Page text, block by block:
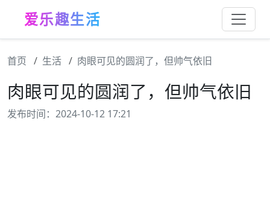
爱乐趣生活
首页 生活 肉眼可见的圆润了，但帅气依旧
肉眼可见的圆润了，但帅气依旧
发布时间：2024-10-12 17:21